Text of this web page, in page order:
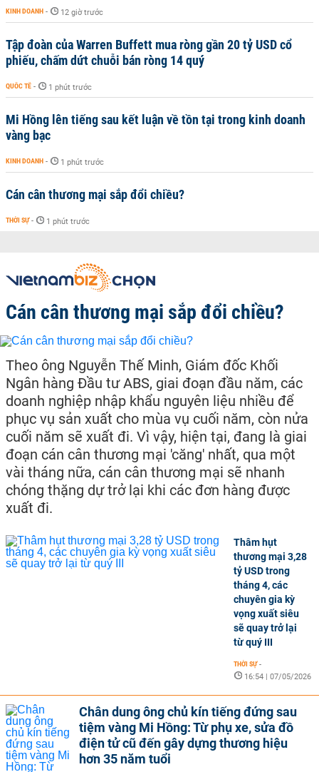
KINH DOANH - 12 giờ trước
Tập đoàn của Warren Buffett mua ròng gần 20 tỷ USD cổ
phiếu, chấm dứt chuỗi bán ròng 14 quý
QUỐC TẾ - 1 phút trước
Mi Hồng lên tiếng sau kết luận về tồn tại trong kinh doanh
vàng bạc
KINH DOANH - 1 phút trước
Cán cân thương mại sắp đổi chiều?
THỜI SỰ - 1 phút trước
Cán cân thương mại sắp đổi chiều?
Theo ông Nguyễn Thế Minh, Giám đốc Khối
Ngân hàng Đầu tư ABS, giai đoạn đầu năm, các
doanh nghiệp nhập khẩu nguyên liệu nhiều để
phục vụ sản xuất cho mùa vụ cuối năm, còn nửa
cuối năm sẽ xuất đi. Vì vậy, hiện tại, đang là giai
đoạn cán cân thương mại 'căng' nhất, qua một
vài tháng nữa, cán cân thương mại sẽ nhanh
chóng thặng dự trở lại khi các đơn hàng được
xuất đi.
Thâm hụt
thương mại 3,28
tỷ USD trong
tháng 4, các
chuyên gia kỳ
vọng xuất siêu
sẽ quay trở lại
từ quý III
THỜI SỰ -
16:54 | 07/05/2026
Chân dung ông chủ kín tiếng đứng sau
tiệm vàng Mi Hồng: Từ phụ xe, sửa đồ
điện tử cũ đến gây dựng thương hiệu
hơn 35 năm tuổi